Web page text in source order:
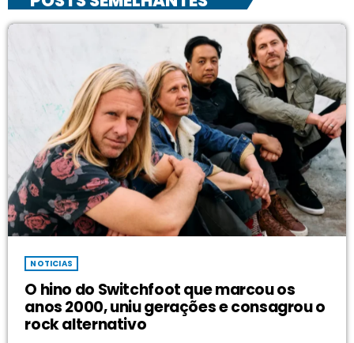
NOTICIAS
O hino do Switchfoot que marcou os
anos 2000, uniu gerações e consagrou o
rock alternativo